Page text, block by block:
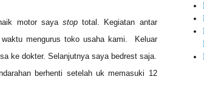
motor sayastoptotal. Kegiatan antar
mengurus toko usaha kami. Keluar
ke dokter. Selanjutnya saya bedrest saja.
berhenti setelah uk memasuki 12